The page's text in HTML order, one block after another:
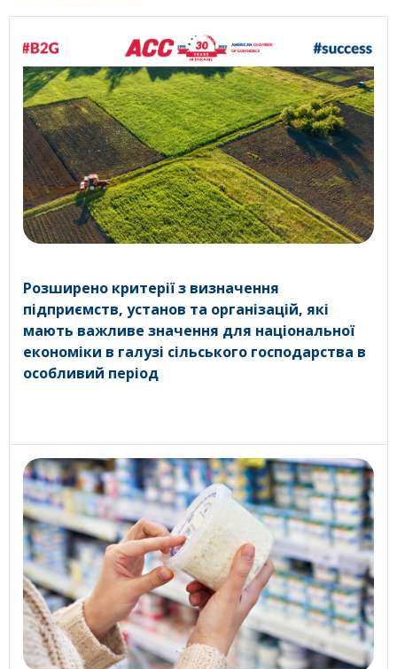
Розширено критерії з визначення
підприємств, установ та організацій, які
мають важливе значення для національної
економіки в галузі сільського господарства в
особливий період